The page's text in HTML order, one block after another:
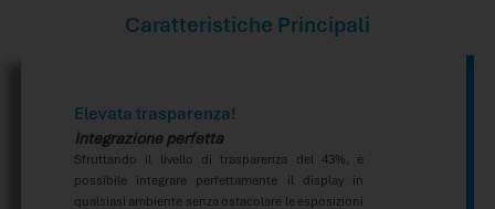
Elevata trasparenza!
Integrazione perfetta
Sfruttando il livello di trasparenza del 43%, è
possibile integrare perfettamente il display in
qualsiasi ambiente senza ostacolare le esposizioni
Caratteristiche Principali